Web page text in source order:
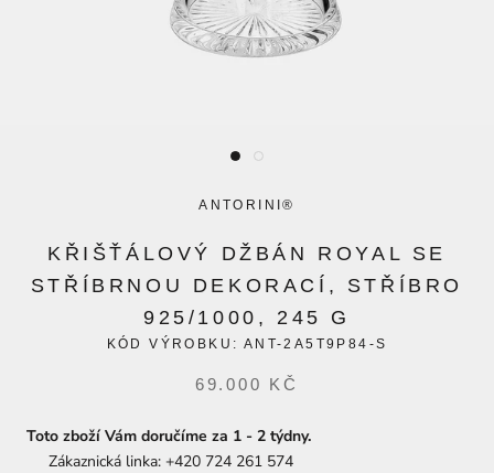
ANTORINI®
KŘIŠŤÁLOVÝ DŽBÁN ROYAL SE
STŘÍBRNOU DEKORACÍ, STŘÍBRO
925/1000, 245 G
KÓD VÝROBKU: ANT-2A5T9P84-S
69.000 KČ
Toto zboží Vám doručíme za 1 - 2 týdny.
Zákaznická linka: +420 724 261 574